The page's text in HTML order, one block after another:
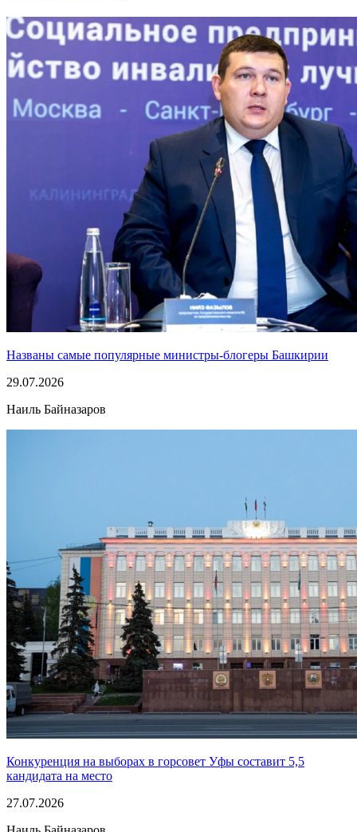
Названы самые популярные министры-блогеры Башкирии
29.07.2026
Наиль Байназаров
Конкуренция на выборах в горсовет Уфы составит 5,5
кандидата на место
27.07.2026